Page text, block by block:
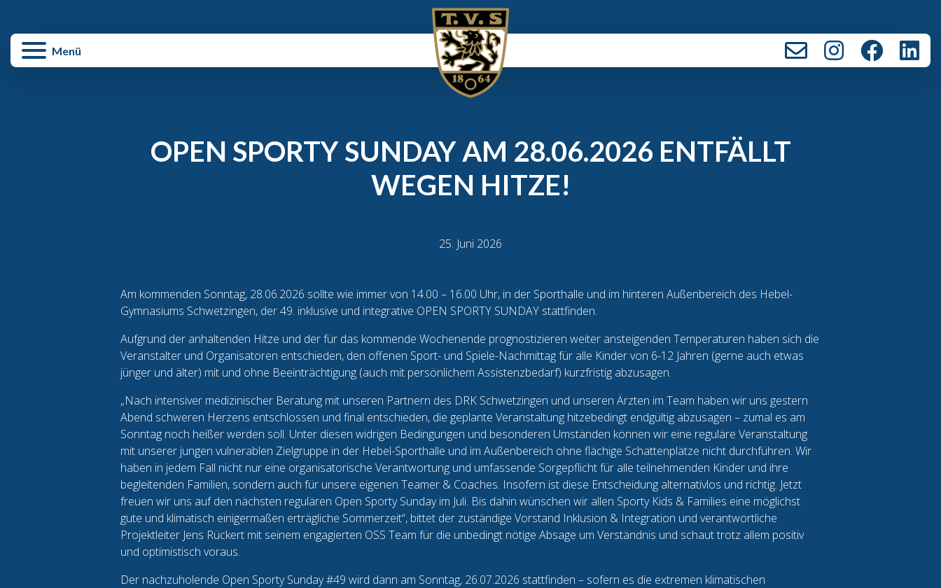
schließen
Menü
OPEN SPORTY SUNDAY AM 28.06.2026 ENTFÄLLT
WEGEN HITZE!
25. Juni 2026
Am kommenden Sonntag, 28.06.2026 sollte wie immer von 14.00 – 16.00 Uhr, in der Sporthalle und im hinteren Außenbereich des Hebel-
Gymnasiums Schwetzingen, der 49. inklusive und integrative OPEN SPORTY SUNDAY stattfinden.
Aufgrund der anhaltenden Hitze und der für das kommende Wochenende prognostizieren weiter ansteigenden Temperaturen haben sich die
Veranstalter und Organisatoren entschieden, den offenen Sport- und Spiele-Nachmittag für alle Kinder von 6-12 Jahren (gerne auch etwas
jünger und älter) mit und ohne Beeinträchtigung (auch mit persönlichem Assistenzbedarf) kurzfristig abzusagen.
„Nach intensiver medizinischer Beratung mit unseren Partnern des DRK Schwetzingen und unseren Ärzten im Team haben wir uns gestern
Abend schweren Herzens entschlossen und final entschieden, die geplante Veranstaltung hitzebedingt endgültig abzusagen – zumal es am
Sonntag noch heißer werden soll. Unter diesen widrigen Bedingungen und besonderen Umständen können wir eine reguläre Veranstaltung
mit unserer jungen vulnerablen Zielgruppe in der Hebel-Sporthalle und im Außenbereich ohne flächige Schattenplätze nicht durchführen. Wir
haben in jedem Fall nicht nur eine organisatorische Verantwortung und umfassende Sorgepflicht für alle teilnehmenden Kinder und ihre
begleitenden Familien, sondern auch für unsere eigenen Teamer & Coaches. Insofern ist diese Entscheidung alternativlos und richtig. Jetzt
freuen wir uns auf den nächsten regulären Open Sporty Sunday im Juli. Bis dahin wünschen wir allen Sporty Kids & Families eine möglichst
gute und klimatisch einigermaßen erträgliche Sommerzeit“, bittet der zuständige Vorstand Inklusion & Integration und verantwortliche
Projektleiter Jens Rückert mit seinem engagierten OSS Team für die unbedingt nötige Absage um Verständnis und schaut trotz allem positiv
und optimistisch voraus.
Der nachzuholende Open Sporty Sunday #49 wird dann am Sonntag, 26.07.2026 stattfinden – sofern es die extremen klimatischen